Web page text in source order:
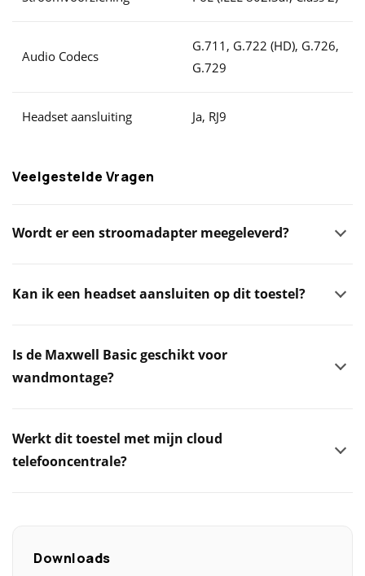
Audio Codecs
G.711, G.722 (HD), G.726,
G.729
Headset aansluiting Ja, RJ9
Veelgestelde Vragen
Wordt er een stroomadapter meegeleverd?
Kan ik een headset aansluiten op dit toestel?
Is de Maxwell Basic geschikt voor
wandmontage?
Werkt dit toestel met mijn cloud
telefooncentrale?
Downloads